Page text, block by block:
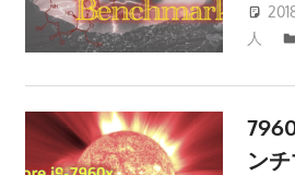
人
ン